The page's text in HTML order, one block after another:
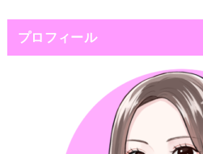
プロフィール